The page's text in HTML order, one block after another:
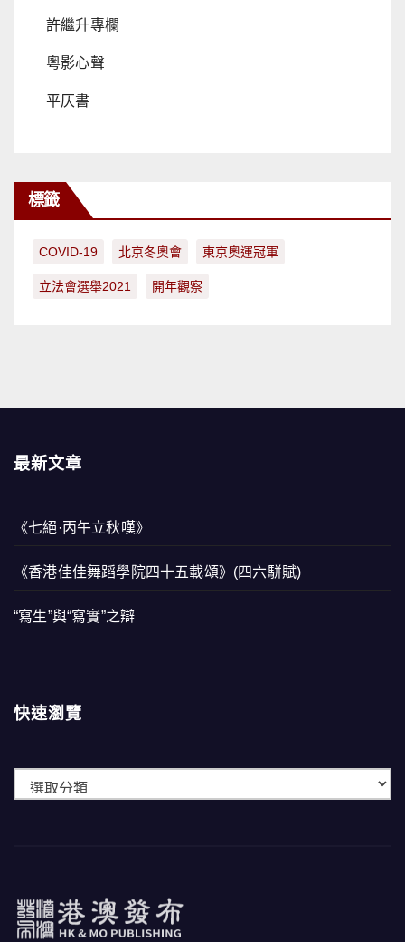
許繼升專欄
粵影心聲
平仄書
標籤
COVID-19 北京冬奧會 東京奧運冠軍
立法會選舉2021 開年觀察
最新文章
《七絕·丙午立秋嘆》
《香港佳佳舞蹈學院四十五載頌》(四六駢賦)
“寫生”與“寫實”之辯
快速瀏覽